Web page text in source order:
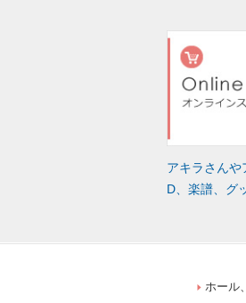
アキラさんや
D、楽譜、グ
ホール